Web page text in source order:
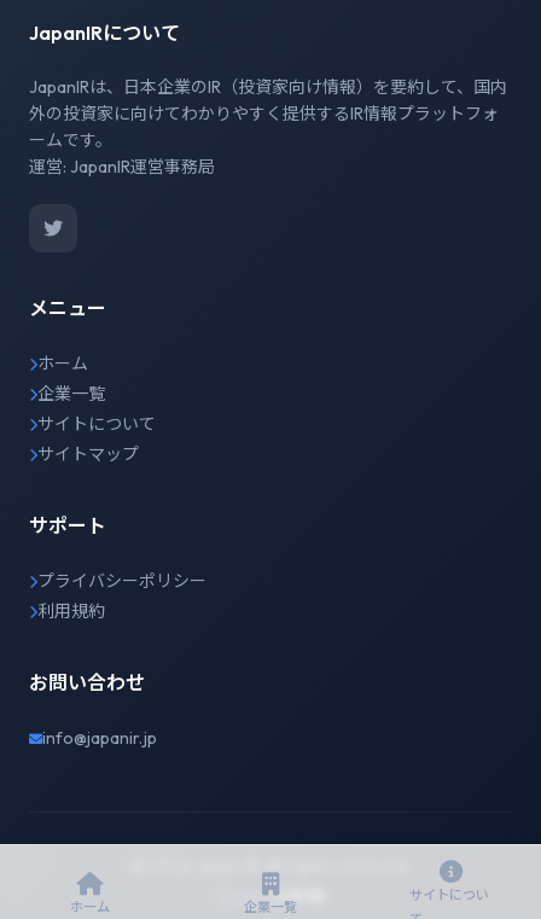
JapanIRについて
JapanIRは、日本企業のIR（投資家向け情報）を要約して、国内
外の投資家に向けてわかりやすく提供するIR情報プラットフォ
ームです。
運営: JapanIR運営事務局
メニュー
ホーム
企業一覧
サイトについて
サイトマップ
サポート
プライバシーポリシー
利用規約
お問い合わせ
info@japanir.jp
English日本語
ホーム 企業一覧
サイトについ